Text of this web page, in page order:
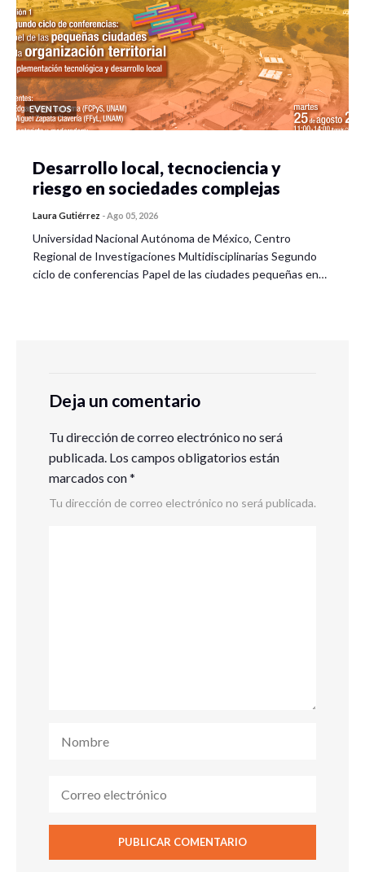
EVENTOS
Desarrollo local, tecnociencia y
riesgo en sociedades complejas
Laura Gutiérrez -Ago 05, 2026
Universidad Nacional Autónoma de México, Centro
Regional de Investigaciones Multidisciplinarias Segundo
ciclo de conferencias Papel de las ciudades pequeñas en…
Deja un comentario
Tu dirección de correo electrónico no será
publicada. Los campos obligatorios están
marcados con*
Tu dirección de correo electrónico no será publicada.